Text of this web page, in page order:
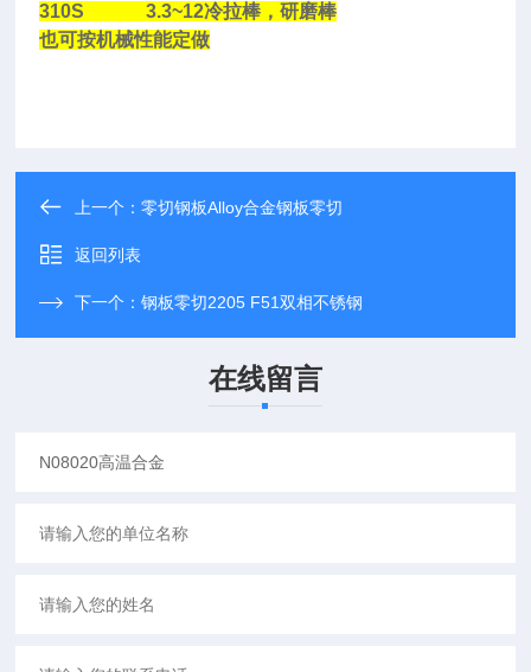
310S 3.3~12冷拉棒，研磨棒
也可按机械性能定做
上一个：零切钢板Alloy合金钢板零切
返回列表
下一个：钢板零切2205 F51双相不锈钢
在线留言